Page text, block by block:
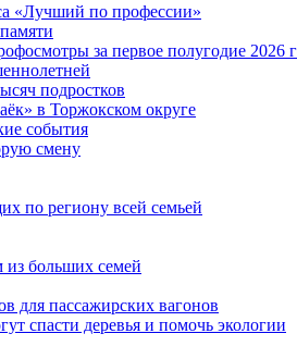
«Лучший по профессии»
за первое полугодие 2026
подростков
в Торжокском округе
события
смену
по региону всей семьей
из больших семей
для пассажирских вагонов
спасти деревья и помочь экологии